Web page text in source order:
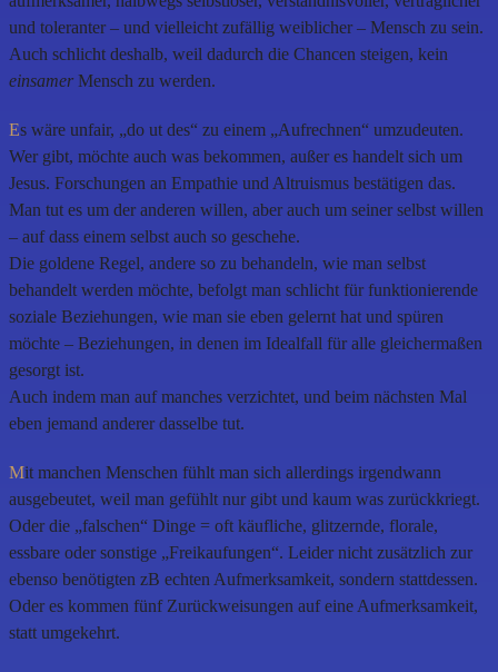
und toleranter – und vielleicht zufällig weiblicher – Mensch zu sein.
Auch schlicht deshalb, weil dadurch die Chancen steigen, kein
einsamerMensch zu werden.
Es wäre unfair, „do ut des“ zu einem „Aufrechnen“ umzudeuten.
Wer gibt, möchte auch was bekommen, außer es handelt sich um
Jesus. Forschungen an Empathie und Altruismus bestätigen das.
Man tut es um der anderen willen, aber auch um seiner selbst willen
– auf dass einem selbst auch so geschehe.
Die goldene Regel, andere so zu behandeln, wie man selbst
behandelt werden möchte, befolgt man schlicht für funktionierende
soziale Beziehungen, wie man sie eben gelernt hat und spüren
möchte – Beziehungen, in denen im Idealfall für alle gleichermaßen
gesorgt ist.
Auch indem man auf manches verzichtet, und beim nächsten Mal
eben jemand anderer dasselbe tut.
Mit manchen Menschen fühlt man sich allerdings irgendwann
ausgebeutet, weil man gefühlt nur gibt und kaum was zurückkriegt.
Oder die „falschen“ Dinge = oft käufliche, glitzernde, florale,
essbare oder sonstige „Freikaufungen“. Leider nicht zusätzlich zur
ebenso benötigten zB echten Aufmerksamkeit, sondern stattdessen.
Oder es kommen fünf Zurückweisungen auf eine Aufmerksamkeit,
statt umgekehrt.